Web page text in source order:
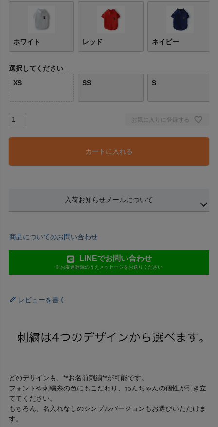
ホワイト レッド ネイビー
選択してください
XS
SS S
お気に入りに登録する
カートに入れる
入荷お知らせメールについて
商品についてのお問い合わせ
LINEでお問い合わせ
※お友達登録のうえメッセージをお送りください
レビューを書く
どのデザインも、**お名前刺繍**が可能です。
フォントや刺繍糸の色にもこだわり、わんちゃんの個性が引き立
ててください。
もちろん、名入れなしのシンプルバージョンもお選びいただけま
す。